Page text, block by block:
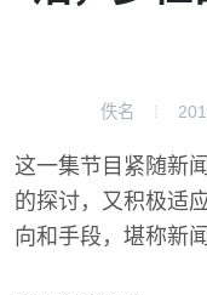
佚名
这一集节目紧随新
的探讨，又积极适
向和手段，堪称新